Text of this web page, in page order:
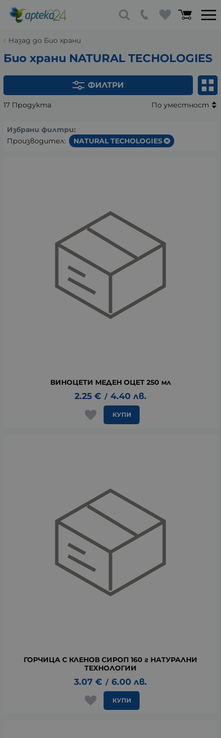
Назад до Био храни
Био храни NATURAL TECHOLOGIES
ФИЛТРИ
17 Продукта По уместност
Избрани филтри:
Производител:
NATURAL TECHOLOGIES
ВИНОЦЕТИ МЕДЕН ОЦЕТ 250 мл
2.25 € / 4.40 лв.
КУПИ
ГОРЧИЦА С КЛЕНОВ СИРОП 160 г НАТУРАЛНИ
ТЕХНОЛОГИИ
3.07 € / 6.00 лв.
КУПИ